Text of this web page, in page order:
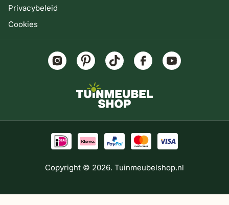
Privacybeleid
Cookies
Copyright © 2026. Tuinmeubelshop.nl